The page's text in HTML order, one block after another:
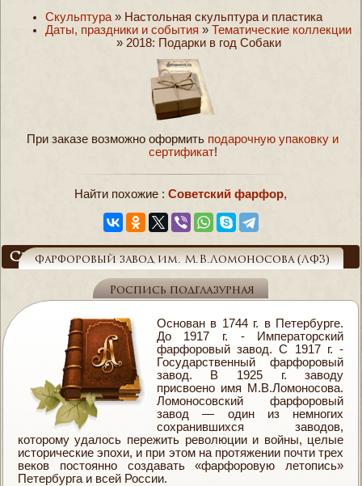
Скульптура» Настольная скульптура и пластика
Даты, праздники и события » Тематические коллекции
» 2018: Подарки в год Собаки
При заказе возможно оформить подарочную упаковку и
сертификат!
Найти похожие : Советский фарфор,
Справочник
Фарфоровый завод им. М.В.Ломоносова (ЛФЗ)
Роспись подглазурная
Основан в 1744 г. в Петербурге.
До 1917 г. - Императорский
фарфоровый завод. С 1917 г. -
Государственный фарфоровый
завод. В 1925 г. заводу
присвоено имя М.В.Ломоносова.
Ломоносовский фарфоровый
завод — один из немногих
сохранившихся заводов,
которому удалось пережить революции и войны, целые
исторические эпохи, и при этом на протяжении почти трех
веков постоянно создавать «фарфоровую летопись»
Петербурга и всей России.